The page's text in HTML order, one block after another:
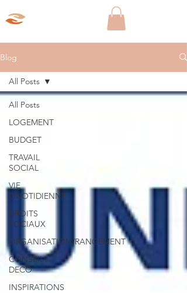
Blog
All Posts
LOGEMENT
BUDGET
TRAVAIL
SOCIAL
VIE
QUOTIDIENNE
DROITS
SOCIAUX
ORGANISATION/RANGEMENT
CONSEILS
DECO
INSPIRATIONS
All Posts